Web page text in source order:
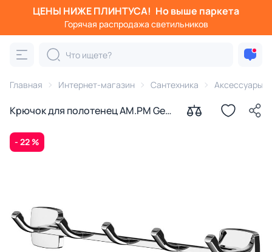
ЦЕНЫ НИЖЕ ПЛИНТУСА! Но выше паркета
Горячая распродажа светильников
Главная Интернет-магазин Сантехника Аксессуары
Крючок для полотенец AM.PM Gem
- 22 %